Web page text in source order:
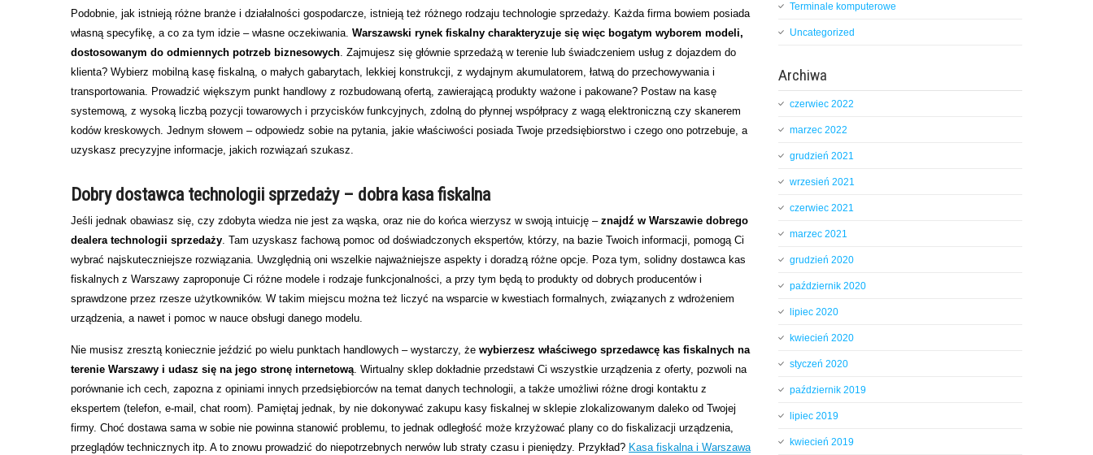
Podobnie, jak istnieją różne branże i działalności gospodarcze, istnieją też różnego rodzaju technologie sprzedaży. Każda firma bowiem posiada
własną specyfikę, a co za tym idzie – własne oczekiwania. Warszawski rynek fiskalny charakteryzuje się więc bogatym wyborem modeli,
dostosowanym do odmiennych potrzeb biznesowych. Zajmujesz się głównie sprzedażą w terenie lub świadczeniem usług z dojazdem do
klienta? Wybierz mobilną kasę fiskalną, o małych gabarytach, lekkiej konstrukcji, z wydajnym akumulatorem, łatwą do przechowywania i
transportowania. Prowadzić większym punkt handlowy z rozbudowaną ofertą, zawierającą produkty ważone i pakowane? Postaw na kasę
systemową, z wysoką liczbą pozycji towarowych i przycisków funkcyjnych, zdolną do płynnej współpracy z wagą elektroniczną czy skanerem
kodów kreskowych. Jednym słowem – odpowiedz sobie na pytania, jakie właściwości posiada Twoje przedsiębiorstwo i czego ono potrzebuje, a
uzyskasz precyzyjne informacje, jakich rozwiązań szukasz.
Dobry dostawca technologii sprzedaży – dobra kasa fiskalna
Jeśli jednak obawiasz się, czy zdobyta wiedza nie jest za wąska, oraz nie do końca wierzysz w swoją intuicję – znajdź w Warszawie dobrego
dealera technologii sprzedaży. Tam uzyskasz fachową pomoc od doświadczonych ekspertów, którzy, na bazie Twoich informacji, pomogą Ci
wybrać najskuteczniejsze rozwiązania. Uwzględnią oni wszelkie najważniejsze aspekty i doradzą różne opcje. Poza tym, solidny dostawca kas
fiskalnych z Warszawy zaproponuje Ci różne modele i rodzaje funkcjonalności, a przy tym będą to produkty od dobrych producentów i
sprawdzone przez rzesze użytkowników. W takim miejscu można też liczyć na wsparcie w kwestiach formalnych, związanych z wdrożeniem
urządzenia, a nawet i pomoc w nauce obsługi danego modelu.
Nie musisz zresztą koniecznie jeździć po wielu punktach handlowych – wystarczy, że wybierzesz właściwego sprzedawcę kas fiskalnych na
terenie Warszawy i udasz się na jego stronę internetową. Wirtualny sklep dokładnie przedstawi Ci wszystkie urządzenia z oferty, pozwoli na
porównanie ich cech, zapozna z opiniami innych przedsiębiorców na temat danych technologii, a także umożliwi różne drogi kontaktu z
ekspertem (telefon, e-mail, chat room). Pamiętaj jednak, by nie dokonywać zakupu kasy fiskalnej w sklepie zlokalizowanym daleko od Twojej
firmy. Choć dostawa sama w sobie nie powinna stanowić problemu, to jednak odległość może krzyżować plany co do fiskalizacji urządzenia,
przeglądów technicznych itp. A to znowu prowadzić do niepotrzebnych nerwów lub straty czasu i pieniędzy. Przykład? Kasa fiskalna i Warszawa
Terminale komputerowe
Uncategorized
Archiwa
czerwiec 2022
marzec 2022
grudzień 2021
wrzesień 2021
czerwiec 2021
marzec 2021
grudzień 2020
październik 2020
lipiec 2020
kwiecień 2020
styczeń 2020
październik 2019
lipiec 2019
kwiecień 2019